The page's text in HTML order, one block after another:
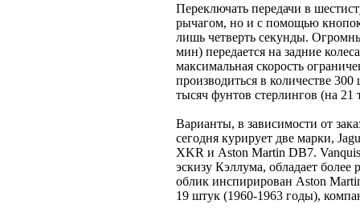
Переключать передачи в
рычагом, но и с помощью
лишь четверть секунды.
мин) передается на задние
максимальная скорость
производиться в количестве
тысяч фунтов стерлингов (на 21
Варианты, в зависимости от
сегодня курирует две марки,
XKR и Aston Martin DB7.
эскизу Кэллума, обладает
облик инспирирован Aston
19 штук (1960-1963 годы),